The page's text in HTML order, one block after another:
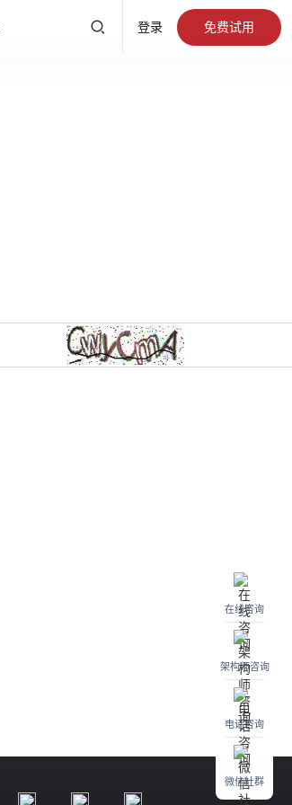
产品直达
登录 免费试用
在线咨询
架构师咨询
电话咨询
微信社群